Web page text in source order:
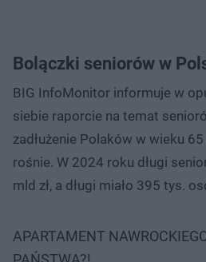
Bolączki seniorów w
BIG InfoMonitor informuje w
siebie raporcie na temat
zadłużenie Polaków w wieku
rośnie. W 2024 roku długi
mld zł, a długi miało 395 tys.
APARTAMENT